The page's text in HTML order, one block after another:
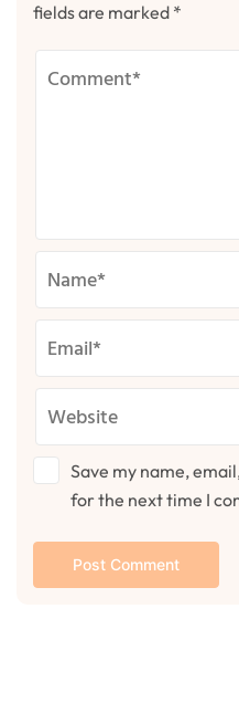
fields are marked *
Save my name,
for the next time I